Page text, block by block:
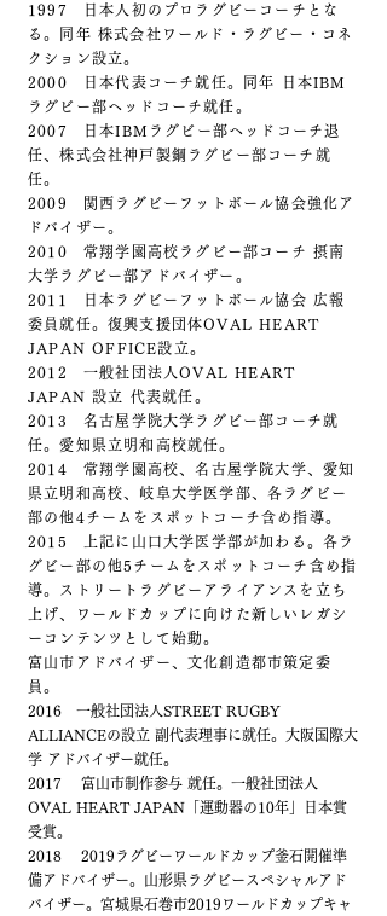
1997 日本人初のプロラグビーコーチとな
る。
同年 株式会社ワールド・ラグビー・コネ
クション設立。
2000 日本代表コーチ就任。同年 日本IBM
ラグビー部ヘッドコーチ就任。
2007 日本IBMラグビー部ヘッドコーチ退
任、株式会社神戸製鋼ラグビー部コーチ就
任。
2009 関西ラグビーフットボール協会強化ア
ドバイザー。
2010 常翔学園高校ラグビー部コーチ 摂南
大学ラグビー部アドバイザー。
2011 日本ラグビーフットボール協会 広報
委員就任。 復興支援団体OVAL HEART
JAPAN OFFICE設立。
2012 一般社団法人OVAL HEART
JAPAN 設立 代表就任。
2013 名古屋学院大学ラグビー部コーチ就
任。愛知県立明和高校就任。
2014 常翔学園高校、名古屋学院大学、愛知
県立明和高校、岐阜大学医学部、 各ラグビー
部の他4チームをスポットコーチ含め指導。
2015 上記に山口大学医学部が加わる。 各ラ
グビー部の他5チームをスポットコーチ含め指
導。ストリートラグビーアライアンスを立ち
上げ、
ワールドカップに向けた新しいレガシ
ーコンテンツとして始動。
富山市アドバイザー、文化創造都市策定委
員。
2016 一般社団法人STREET RUGBY
ALLIANCEの設立 副代表理事に就任。大阪国際大
学 アドバイザー就任。
2017 富山市制作参与 就任。一般社団法人
OVAL HEART JAPAN「運動器の10年」日本賞
受賞。
2018 2019ラグビーワールドカップ釜石開催準
備アドバイザー。 山形県ラグビースペシャルアド
バイザー。宮城県石巻市2019ワールドカップキャ